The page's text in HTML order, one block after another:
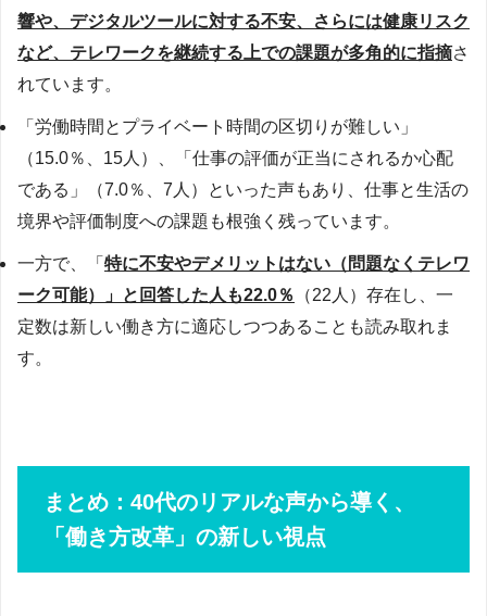
響や、デジタルツールに対する不安、さらには健康リスク
など、テレワークを継続する上での課題が多角的に指摘さ
れています。
「労働時間とプライベート時間の区切りが難しい」
（15.0％、15人）、「仕事の評価が正当にされるか心配
である」（7.0％、7人）といった声もあり、仕事と生活の
境界や評価制度への課題も根強く残っています。
一方で、「 特に不安やデメリットはない（問題なくテレワ
ーク可能）」と回答した人も22.0％
（22人）存在し、一
定数は新しい働き方に適応しつつあることも読み取れま
す。
まとめ：40代のリアルな声から導く、
「働き方改革」の新しい視点